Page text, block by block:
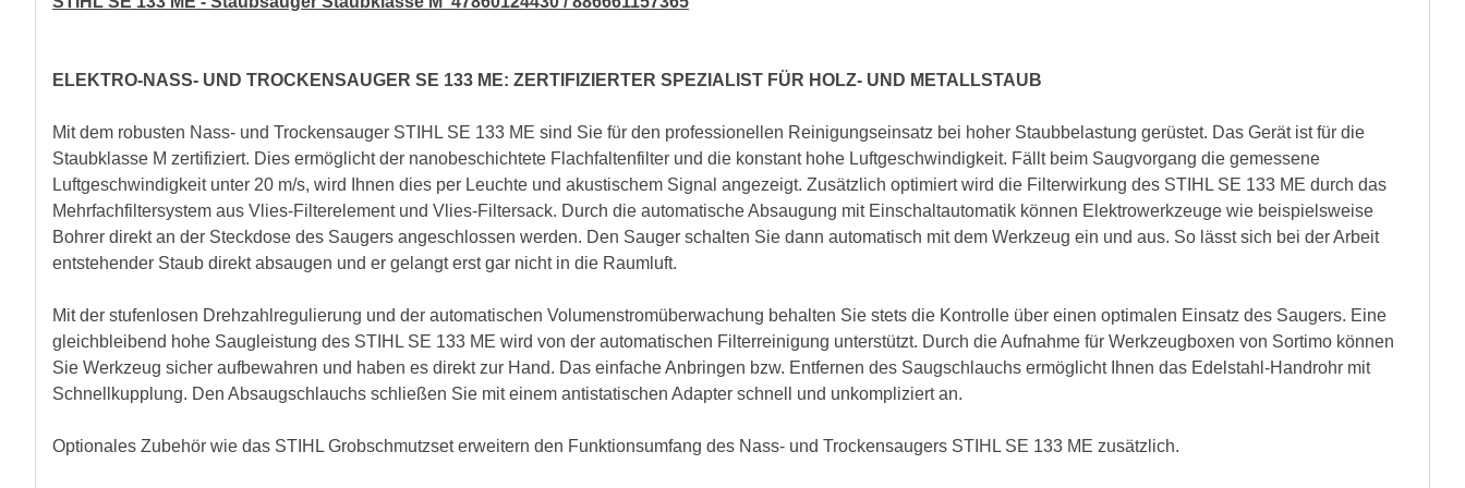
ELEKTRO-NASS- UND TROCKENSAUGER SE 133 ME: ZERTIFIZIERTER SPEZIALIST FÜR HOLZ- UND METALLSTAUB
Mit dem robusten Nass- und Trockensauger STIHL SE 133 ME sind Sie für den professionellen Reinigungseinsatz bei hoher Staubbelastung gerüstet. Das Gerät ist für die
Staubklasse M zertifiziert. Dies ermöglicht der nanobeschichtete Flachfaltenfilter und die konstant hohe Luftgeschwindigkeit. Fällt beim Saugvorgang die gemessene
Luftgeschwindigkeit unter 20 m/s, wird Ihnen dies per Leuchte und akustischem Signal angezeigt. Zusätzlich optimiert wird die Filterwirkung des STIHL SE 133 ME durch das
Mehrfachfiltersystem aus Vlies-Filterelement und Vlies-Filtersack. Durch die automatische Absaugung mit Einschaltautomatik können Elektrowerkzeuge wie beispielsweise
Bohrer direkt an der Steckdose des Saugers angeschlossen werden. Den Sauger schalten Sie dann automatisch mit dem Werkzeug ein und aus. So lässt sich bei der Arbeit
entstehender Staub direkt absaugen und er gelangt erst gar nicht in die Raumluft.
Mit der stufenlosen Drehzahlregulierung und der automatischen Volumenstromüberwachung behalten Sie stets die Kontrolle über einen optimalen Einsatz des Saugers. Eine
gleichbleibend hohe Saugleistung des STIHL SE 133 ME wird von der automatischen Filterreinigung unterstützt. Durch die Aufnahme für Werkzeugboxen von Sortimo können
Sie Werkzeug sicher aufbewahren und haben es direkt zur Hand. Das einfache Anbringen bzw. Entfernen des Saugschlauchs ermöglicht Ihnen das Edelstahl-Handrohr mit
Schnellkupplung. Den Absaugschlauchs schließen Sie mit einem antistatischen Adapter schnell und unkompliziert an.
Optionales Zubehör wie das STIHL Grobschmutzset erweitern den Funktionsumfang des Nass- und Trockensaugers STIHL SE 133 ME zusätzlich.